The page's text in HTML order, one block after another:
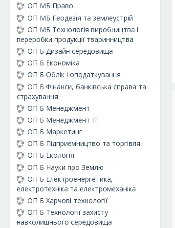
ОП МБ Право
ОП МБ Геодезія та землеустрій
ОП МБ Технологія виробництва і
переробки продукції тваринництва
ОП Б Дизайн середовища
ОП Б Економіка
ОП Б Облік і оподаткування
ОП Б Фінанси, банківська справа та
страхування
ОП Б Менеджмент
ОП Б Менеджмент ІТ
ОП Б Маркетинг
ОП Б Підприємництво та торгівля
ОП Б Екологія
ОП Б Науки про Землю
ОП Б Електроенергетика,
електротехніка та електромеханіка
ОП Б Харчові технології
ОП Б Технології захисту
навколишнього середовища